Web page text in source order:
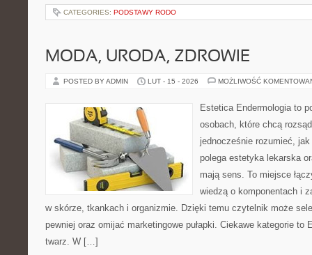
CATEGORIES: PODSTAWY RODO
MODA, URODA, ZDROWIE
POSTED BY ADMIN LUT - 15 - 2026 MOŻLIWOŚĆ
Estetica Endermologia to
osobach, które chcą
jednocześnie rozumieć,
polega estetyka lekarska
mają sens. To miejsce
wiedzą o komponentach i
w skórze, tkankach i organizmie. Dzięki temu czytelnik może
pewniej oraz omijać marketingowe pułapki. Ciekawe kategorie to
twarz. W […]